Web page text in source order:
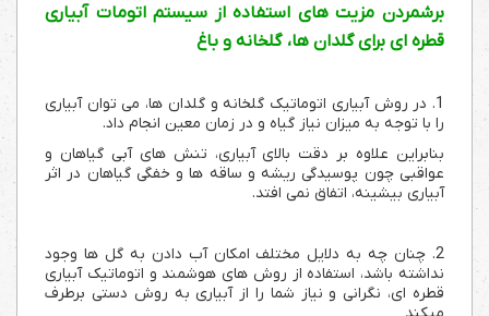
برشمردن مزیت های استفاده از سیستم اتومات آبیاری
قطره ای برای گلدان ها، گلخانه و باغ
1. در روش آبیاری اتوماتیک گلخانه و گلدان ها، می توان آبیاری
را با توجه به میزان نیاز گیاه و در زمان معین انجام داد.
بنابراین علاوه بر دقت بالای آبیاری، تنش های آبی گیاهان و
عواقبی چون پوسیدگی ریشه و ساقه ها و خفگی گیاهان در اثر
آبیاری بیشینه، اتفاق نمی افتد.
2. چنان چه به دلایل مختلف امکان آب دادن به گل ها وجود
نداشته باشد، استفاده از روش های هوشمند و اتوماتیک آبیاری
قطره ای، نگرانی و نیاز شما را از آبیاری به روش دستی برطرف